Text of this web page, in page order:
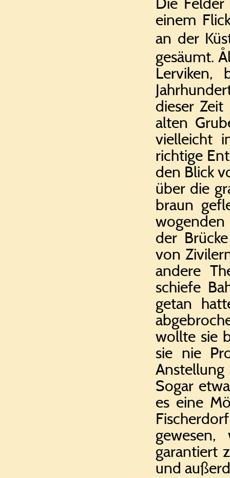
einem
an der
gesäumt.
Lerviken,
dieser
alten
vielleicht
richtige
den Blick
über die
braun
der
von
andere
schiefe
getan
wollte sie
sie nie
Sogar
es eine
garantiert
und